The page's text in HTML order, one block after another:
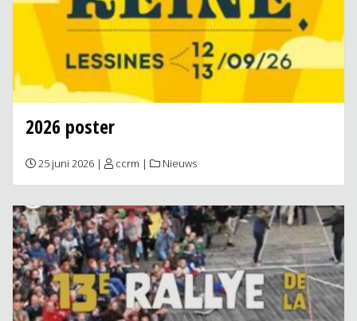
2026 poster
25 juni 2026 | ccrm | Nieuws